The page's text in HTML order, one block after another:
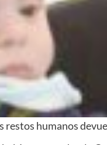
restos humanos